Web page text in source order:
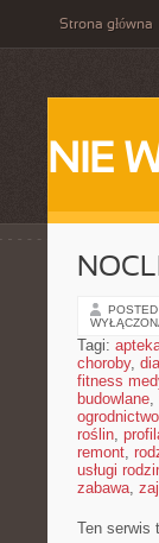
Strona główna
NIE
Tagi:
choroby,
fitness
budowlane,
ogrodnictwo
roślin,
remont,
usługi
zabawa,
Ten serwis